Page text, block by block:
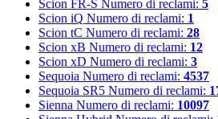
Scion FR-S Numero di reclami: 5
Scion iQ Numero di reclami: 1
Scion tC Numero di reclami: 28
Scion xB Numero di reclami: 12
Scion xD Numero di reclami: 3
Sequoia Numero di reclami: 4537
Sequoia SR5 Numero di reclami:
Sienna Numero di reclami: 10097